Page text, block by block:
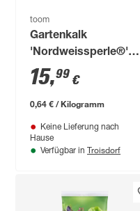
toom
Gartenkalk
'Nordweissperle®'
25 kg
15,99 €
0,64 € / Kilogramm
Keine Lieferung nach
Hause
Verfügbar in Troisdorf